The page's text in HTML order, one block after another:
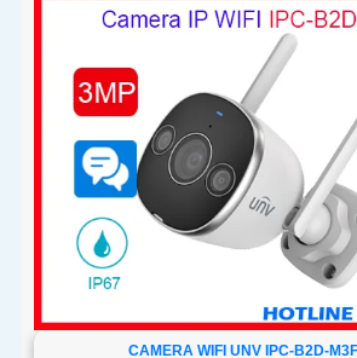
CAMERA WIFI UNV IPC-B2D-